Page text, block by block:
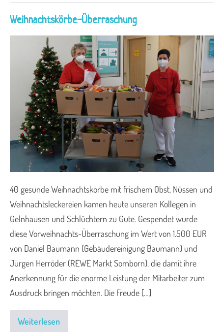
Weihnachtskörbe-Überraschung
40 gesunde Weihnachtskörbe mit frischem Obst, Nüssen und
Weihnachtsleckereien kamen heute unseren Kollegen in
Gelnhausen und Schlüchtern zu Gute. Gespendet wurde
diese Vorweihnachts-Überraschung im Wert von 1.500 EUR
von Daniel Baumann (Gebäudereinigung Baumann) und
Jürgen Herröder (REWE Markt Somborn), die damit ihre
Anerkennung für die enorme Leistung der Mitarbeiter zum
Ausdruck bringen möchten. Die Freude […]
Weiterlesen